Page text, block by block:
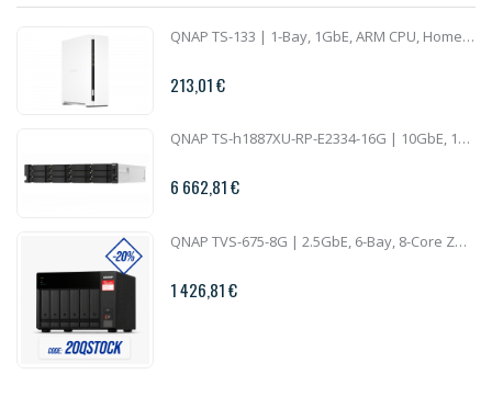
QNAP TS-133 | 1-Bay, 1GbE, ARM CPU, Home NAS
213,01 €
QNAP TS-h1887XU-RP-E2334-16G | 10GbE, 18-Bay, ZFS, Intel Xeon CPU, 16GB RAM, PCIe Slots, Redundant Power, 2U Rackmount
6 662,81 €
QNAP TVS-675-8G | 2.5GbE, 6-Bay, 8-Core ZhaoXin CPU, 8GB RAM, M.2 Slots, PCIe Slots, SMB NAS
1 426,81 €